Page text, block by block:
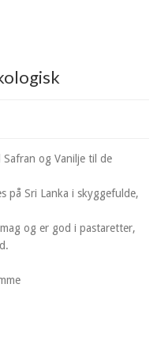
Safran og Vanilje til de
på Sri Lanka i skyggefulde,
og er god i pastaretter,